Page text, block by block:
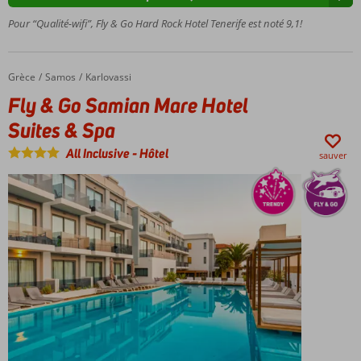
distance
de
de la
plage
Avec
un
Rock
6
restaurants
et 7 bars
Suites avec
baignoire
d'hydromassage
Pour “Qualité-wifi”, Fly & Go Hard Rock Hotel Tenerife est noté 9,1!
Accueil
Grèce Samos Karlovassi
Fly & Go Samian Mare Hotel Suites & Spa
Fly & Go Samian Mare Hotel
Suites & Spa
All Inclusive-Hôtel sauver